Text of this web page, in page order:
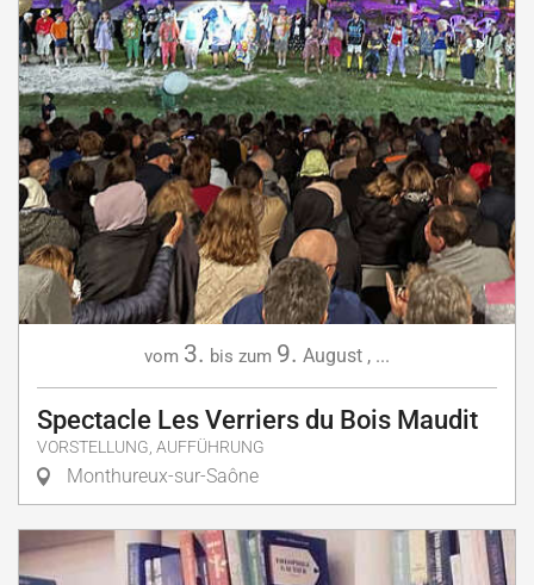
vom 3. bis zum 9. August , ...
Spectacle Les Verriers du Bois Maudit
VORSTELLUNG, AUFFÜHRUNG
Monthureux-sur-Saône